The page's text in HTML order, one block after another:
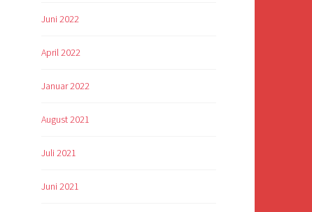
Juni 2022
April 2022
Januar 2022
August 2021
Juli 2021
Juni 2021